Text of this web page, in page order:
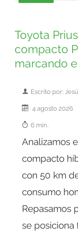
Toyota
compacto
marcando
Escrito por:
4 agosto 2026
6 min.
Analizamos
compacto
con 50 km
consumo
Repasamos
se posiciona